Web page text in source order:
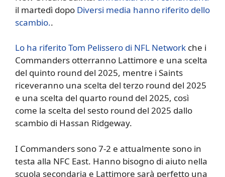
il martedì dopo Diversi media hanno riferito dello
scambio..
Lo ha riferito Tom Pelissero di NFL Network che i
Commanders otterranno Lattimore e una scelta
del quinto round del 2025, mentre i Saints
riceveranno una scelta del terzo round del 2025
e una scelta del quarto round del 2025, così
come la scelta del sesto round del 2025 dallo
scambio di Hassan Ridgeway.
I Commanders sono 7-2 e attualmente sono in
testa alla NFC East. Hanno bisogno di aiuto nella
scuola secondaria e Lattimore sarà perfetto una